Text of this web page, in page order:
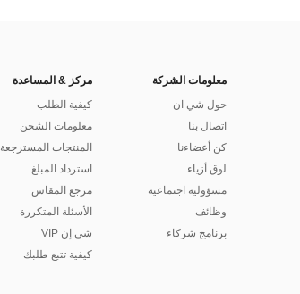
معلومات الشركة
حول شي ان
اتصال بنا
كن أعضاءنا
لوق أزياء
مسؤولية اجتماعية
وظائف
برنامج شركاء
مركز & المساعدة
كيفية الطلب
معلومات الشحن
المنتجات المسترجعة
استرداد المبلغ
مرجع المقاس
الأسئلة المتكررة
شي إن VIP
كيفية تتبع طلبك